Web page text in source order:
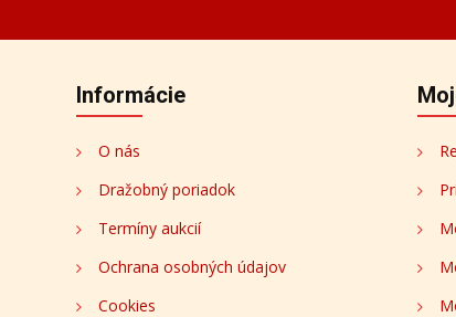
Informácie
O nás
Dražobný poriadok
Termíny aukcií
Ochrana osobných údajov
Cookies